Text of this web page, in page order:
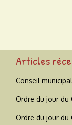
Articles
Conseil
Ordre du jour du
Ordre du jour du